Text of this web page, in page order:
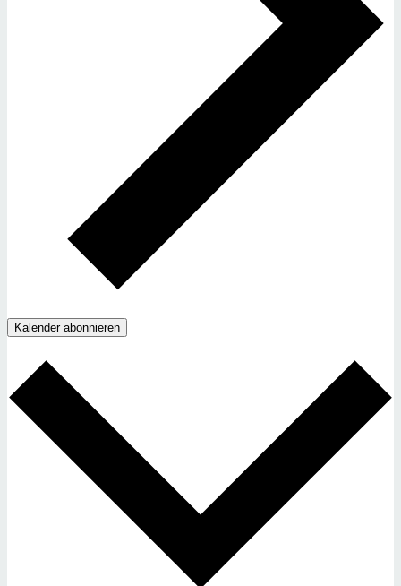
Kalender abonnieren